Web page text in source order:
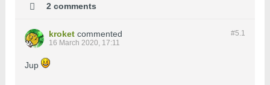
2 comments
#5.1
kroket commented
16 March 2020, 17:11
Jup